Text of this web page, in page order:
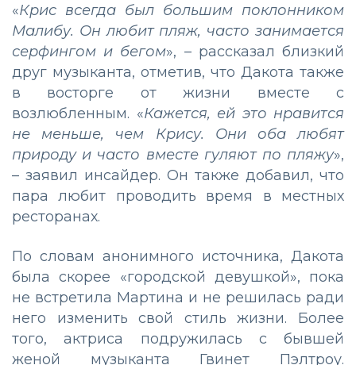
«Крис всегда был большим поклонником
Малибу. Он любит пляж, часто занимается
серфингом и бегом», – рассказал близкий
друг музыканта, отметив, что Дакота также
в восторге от жизни вместе с
возлюбленным. «Кажется, ей это нравится
не меньше, чем Крису. Они оба любят
природу и часто вместе гуляют по пляжу»,
– заявил инсайдер. Он также добавил, что
пара любит проводить время в местных
ресторанах.
По словам анонимного источника, Дакота
была скорее «городской девушкой», пока
не встретила Мартина и не решилась ради
него изменить свой стиль жизни. Более
того, актриса подружилась с бывшей
женой музыканта Гвинет Пэлтроу.